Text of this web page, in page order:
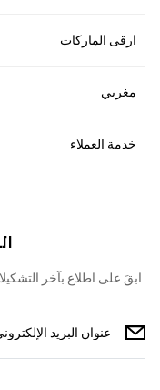
ارقى الماركات
مغربي
خدمة العملاء
ابقَ على اطلاع بآخر